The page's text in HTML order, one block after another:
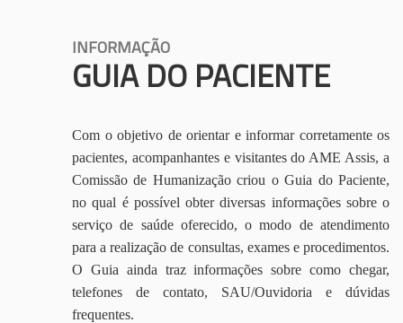
INFORMAÇÃO
GUIA DO PACIENTE
Com o objetivo de orientar e informar corretamente os
pacientes, acompanhantes e visitantes do AME Assis, a
Comissão de Humanização criou o Guia do Paciente,
no qual é possível obter diversas informações sobre o
serviço de saúde oferecido, o modo de atendimento
para a realização de consultas, exames e procedimentos.
O Guia ainda traz informações sobre como chegar,
telefones de contato, SAU/Ouvidoria e dúvidas
frequentes.